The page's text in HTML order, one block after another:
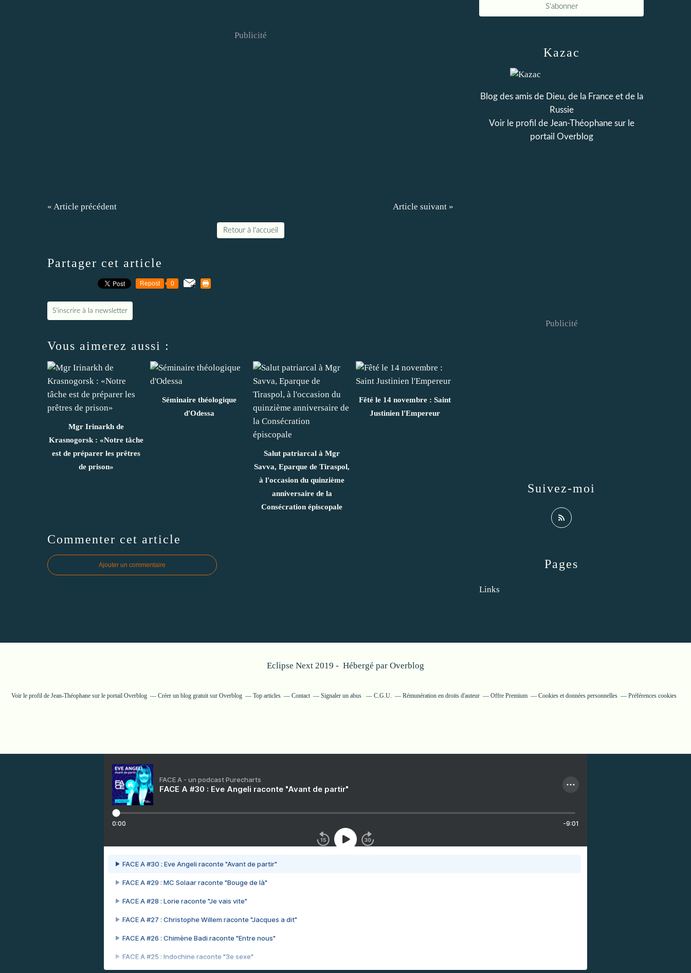
Publicité
« Article précédent Article suivant »
Retour à l'accueil
Partager cet article
Repost 0
S'inscrire à la newsletter
Vous aimerez aussi :
Mgr Irinarkh de
Krasnogorsk : «Notre tâche
est de préparer les prêtres
de prison»
Séminaire théologique
d'Odessa
Salut patriarcal à Mgr
Savva, Eparque de Tiraspol,
à l'occasion du quinzième
anniversaire de la
Consécration épiscopale
Fêté le 14 novembre : Saint
Justinien l'Empereur
Commenter cet article
Ajouter un commentaire Pages
Links
Kazac
Blog des amis de Dieu, de la France et de la
Russie
Voir le profil de Jean-Théophanesur le
portail Overblog
Suivez-moi
Publicité
Eclipse Next 2019 - Hébergé par Overblog
Voir le profil de Jean-Théophane sur le portail Overblog Créer un blog gratuit sur Overblog Top articles Contact Signaler un abus C.G.U. Rémunération en droits d'auteur Offre Premium Cookies et données personnelles Préférences cookies
FACE A - un podcast Purecharts
FACE A #30 : Eve Angeli raconte "Avant de partir"
0:00 -9:01
FACE A #30 : Eve Angeli raconte "Avant de partir"
FACE A #29 : MC Solaar raconte "Bouge de là"
FACE A #28 : Lorie raconte "Je vais vite"
FACE A #27 : Christophe Willem raconte "Jacques a dit"
FACE A #26 : Chimène Badi raconte "Entre nous"
FACE A #25 : Indochine raconte "3e sexe"